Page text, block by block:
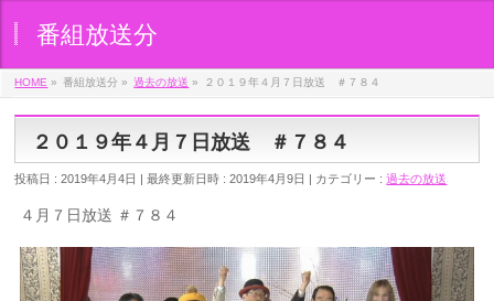
番組放送分
HOME » 番組放送分 » 過去の放送 » ２０１９年４月７日放送 ＃７８４
２０１９年４月７日放送 ＃７８４
投稿日 : 2019年4月4日 最終更新日時 : 2019年4月9日 カテゴリー :過去の放送
４月７日放送 ＃７８４